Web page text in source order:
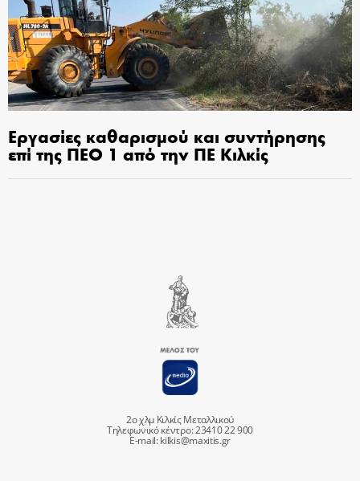
Εργασίες καθαρισμού και συντήρησης
επί της ΠΕΟ 1 από την ΠΕ Κιλκίς
2ο χλμ Κιλκίς Μεταλλικού
Τηλεφωνικό κέντρο: 23410 22 900
E-mail:kilkis@maxitis.gr